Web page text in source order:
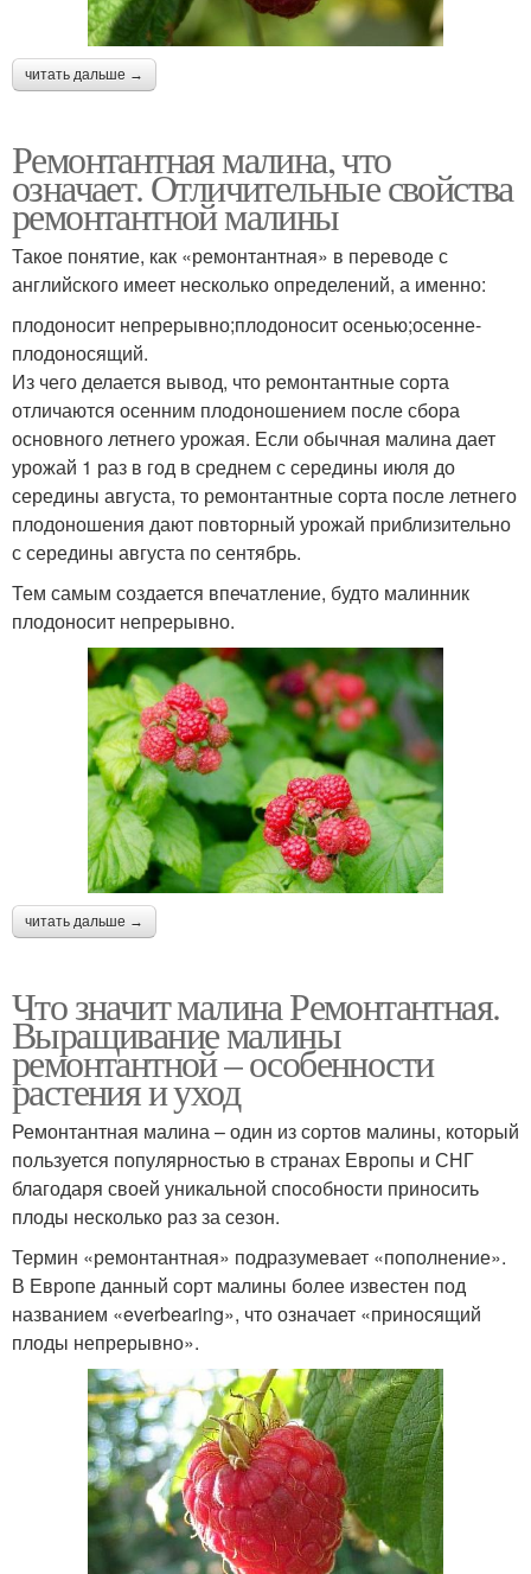
читать дальше →
Ремонтантная малина, что
означает. Отличительные свойства
ремонтантной малины
Такое понятие, как «ремонтантная» в переводе с
английского имеет несколько определений, а именно:
плодоносит непрерывно;плодоносит осенью;осенне-
плодоносящий.
Из чего делается вывод, что ремонтантные сорта
отличаются осенним плодоношением после сбора
основного летнего урожая. Если обычная малина дает
урожай 1 раз в год в среднем с середины июля до
середины августа, то ремонтантные сорта после летнего
плодоношения дают повторный урожай приблизительно
с середины августа по сентябрь.
Тем самым создается впечатление, будто малинник
плодоносит непрерывно.
читать дальше →
Что значит малина Ремонтантная.
Выращивание малины
ремонтантной – особенности
растения и уход
Ремонтантная малина – один из сортов малины, который
пользуется популярностью в странах Европы и СНГ
благодаря своей уникальной способности приносить
плоды несколько раз за сезон.
Термин «ремонтантная» подразумевает «пополнение».
В Европе данный сорт малины более известен под
названием «everbearing», что означает «приносящий
плоды непрерывно».